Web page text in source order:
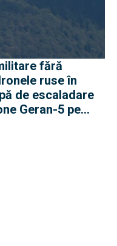
fără
ruse în
de escaladare
Geran-5 pe